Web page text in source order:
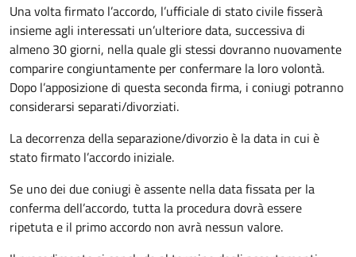
Una volta firmato l’accordo, l’ufficiale di stato civile fisserà
insieme agli interessati un’ulteriore data, successiva di
almeno 30 giorni, nella quale gli stessi dovranno nuovamente
comparire congiuntamente per confermare la loro volontà.
Dopo l’apposizione di questa seconda firma, i coniugi potranno
considerarsi separati/divorziati.
La decorrenza della separazione/divorzio è la data in cui è
stato firmato l’accordo iniziale.
Se uno dei due coniugi è assente nella data fissata per la
conferma dell’accordo, tutta la procedura dovrà essere
ripetuta e il primo accordo non avrà nessun valore.